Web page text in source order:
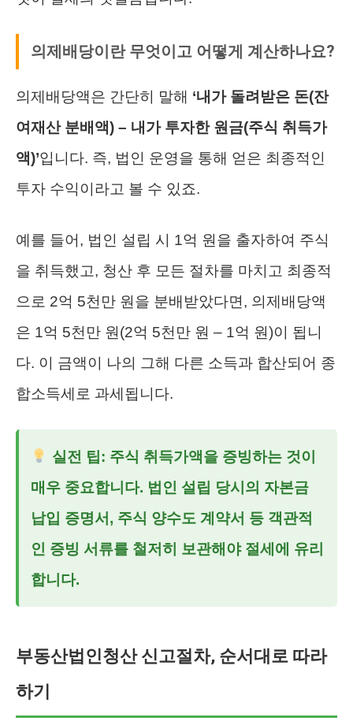
의제배당이란 무엇이고 어떻게 계산하나요?
의제배당액은 간단히 말해 ‘내가 돌려받은 돈(잔
여재산 분배액) – 내가 투자한 원금(주식 취득가
액)’입니다. 즉, 법인 운영을 통해 얻은 최종적인
투자 수익이라고 볼 수 있죠.
예를 들어, 법인 설립 시 1억 원을 출자하여 주식
을 취득했고, 청산 후 모든 절차를 마치고 최종적
으로 2억 5천만 원을 분배받았다면, 의제배당액
은 1억 5천만 원(2억 5천만 원 – 1억 원)이 됩니
다. 이 금액이 나의 그해 다른 소득과 합산되어 종
합소득세로 과세됩니다.
실전 팁: 주식 취득가액을 증빙하는 것이
매우 중요합니다. 법인 설립 당시의 자본금
납입 증명서, 주식 양수도 계약서 등 객관적
인 증빙 서류를 철저히 보관해야 절세에 유리
합니다.
부동산법인청산 신고절차, 순서대로 따라
하기